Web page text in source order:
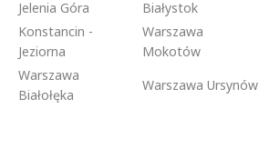
Jelenia Góra
Białystok
Konstancin -
Jeziorna
Warszawa
Mokotów
Warszawa
Białołęka
Warszawa Ursynów